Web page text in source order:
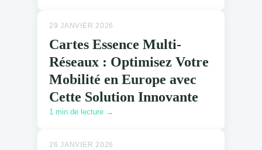
29 JANVIER 2026
Cartes Essence Multi-
Réseaux : Optimisez Votre
Mobilité en Europe avec
Cette Solution Innovante
1 min de lecture →
26 JANVIER 2026